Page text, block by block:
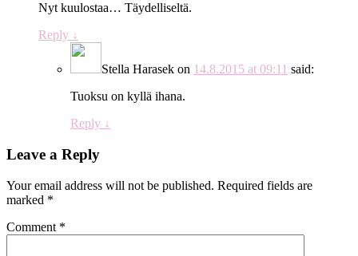
Nyt kuulostaa… Täydelliseltä.
Reply ↓
Stella Harasek on 14.8.2015 at 09:11 said:
Tuoksu on kyllä ihana.
Reply ↓
Leave a Reply
Your email address will not be published. Required fields are
marked *
Comment *